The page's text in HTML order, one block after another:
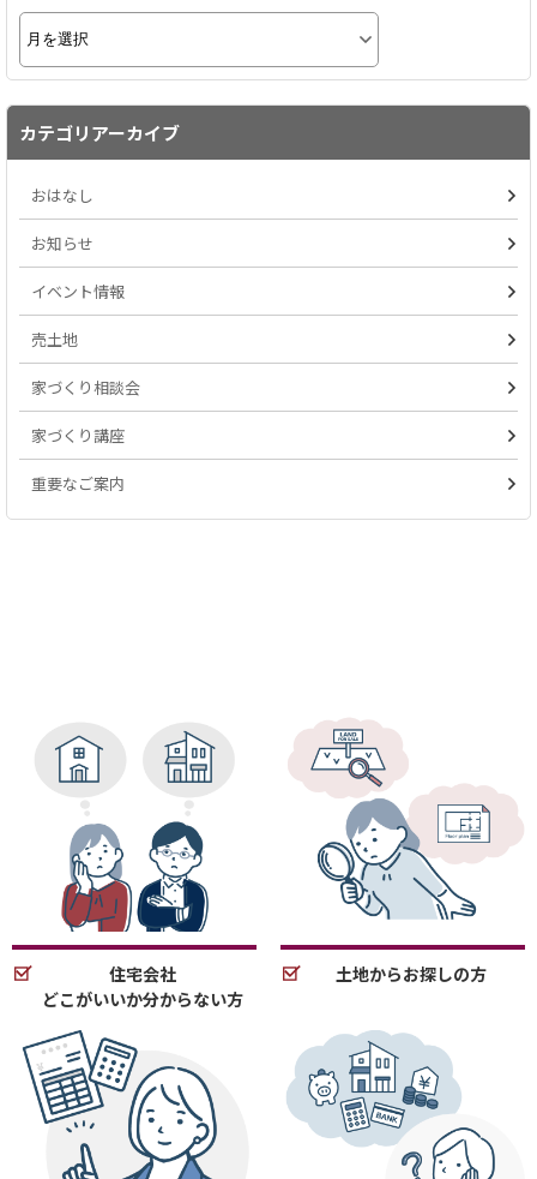
カテゴリアーカイブ
おはなし
お知らせ
イベント情報
売土地
家づくり相談会
家づくり講座
重要なご案内
住宅会社
どこがいいか分からない方
土地からお探しの方